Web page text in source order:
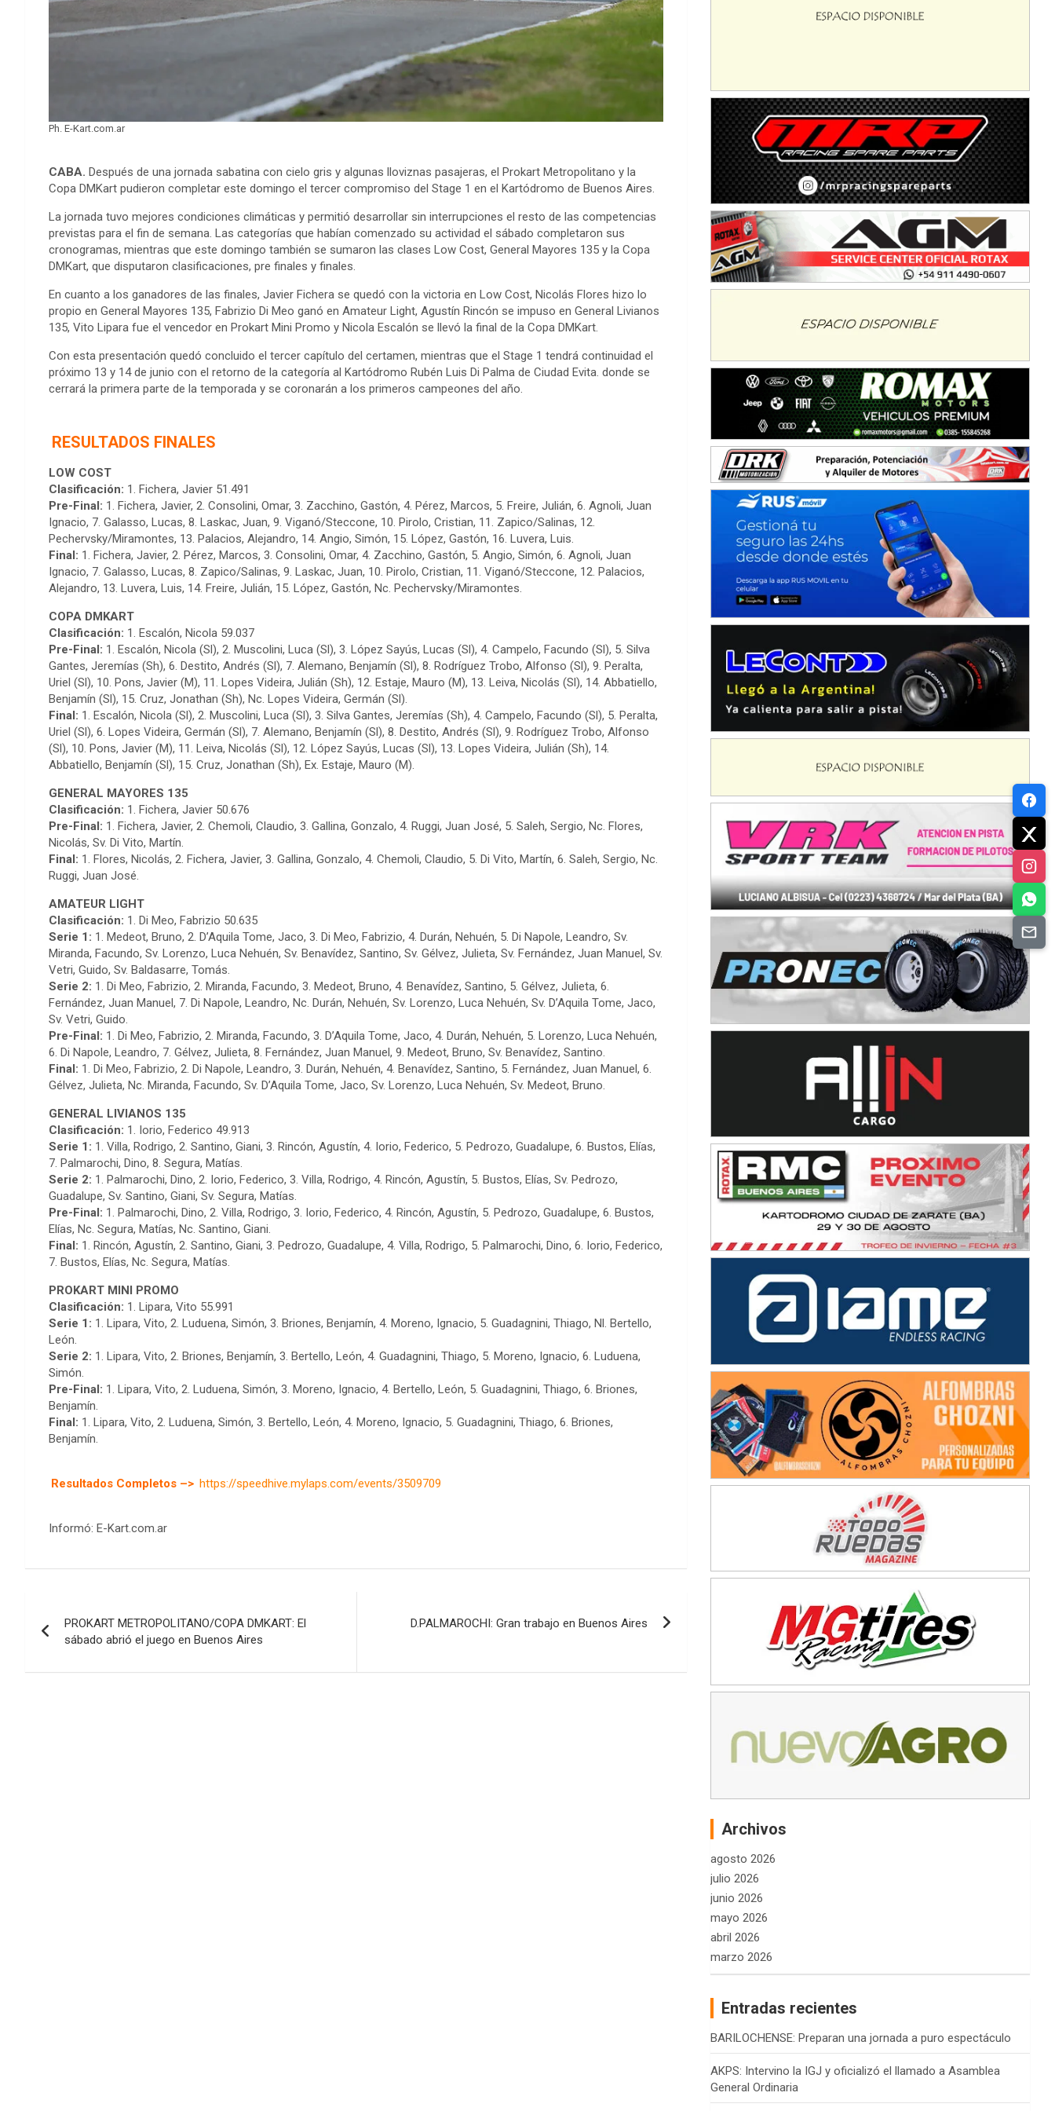
Ph. E-Kart.com.ar
CABA. Después de una jornada sabatina con cielo gris y algunas lloviznas pasajeras, el Prokart Metropolitano y la
Copa DMKart pudieron completar este domingo el tercer compromiso del Stage 1 en el Kartódromo de Buenos Aires.
La jornada tuvo mejores condiciones climáticas y permitió desarrollar sin interrupciones el resto de las competencias
previstas para el fin de semana. Las categorías que habían comenzado su actividad el sábado completaron sus
cronogramas, mientras que este domingo también se sumaron las clases Low Cost, General Mayores 135 y la Copa
DMKart, que disputaron clasificaciones, pre finales y finales.
En cuanto a los ganadores de las finales, Javier Fichera se quedó con la victoria en Low Cost, Nicolás Flores hizo lo
propio en General Mayores 135, Fabrizio Di Meo ganó en Amateur Light, Agustín Rincón se impuso en General Livianos
135, Vito Lipara fue el vencedor en Prokart Mini Promo y Nicola Escalón se llevó la final de la Copa DMKart.
Con esta presentación quedó concluido el tercer capítulo del certamen, mientras que el Stage 1 tendrá continuidad el
próximo 13 y 14 de junio con el retorno de la categoría al Kartódromo Rubén Luis Di Palma de Ciudad Evita. donde se
cerrará la primera parte de la temporada y se coronarán a los primeros campeones del año.
RESULTADOS FINALES
LOW COST
Clasificación: 1. Fichera, Javier 51.491
Pre-Final: 1. Fichera, Javier, 2. Consolini, Omar, 3. Zacchino, Gastón, 4. Pérez, Marcos, 5. Freire, Julián, 6. Agnoli, Juan
Ignacio, 7. Galasso, Lucas, 8. Laskac, Juan, 9. Viganó/Steccone, 10. Pirolo, Cristian, 11. Zapico/Salinas, 12.
Pechervsky/Miramontes, 13. Palacios, Alejandro, 14. Angio, Simón, 15. López, Gastón, 16. Luvera, Luis.
Final: 1. Fichera, Javier, 2. Pérez, Marcos, 3. Consolini, Omar, 4. Zacchino, Gastón, 5. Angio, Simón, 6. Agnoli, Juan
Ignacio, 7. Galasso, Lucas, 8. Zapico/Salinas, 9. Laskac, Juan, 10. Pirolo, Cristian, 11. Viganó/Steccone, 12. Palacios,
Alejandro, 13. Luvera, Luis, 14. Freire, Julián, 15. López, Gastón, Nc. Pechervsky/Miramontes.
COPA DMKART
Clasificación: 1. Escalón, Nicola 59.037
Pre-Final: 1. Escalón, Nicola (Sl), 2. Muscolini, Luca (Sl), 3. López Sayús, Lucas (Sl), 4. Campelo, Facundo (Sl), 5. Silva
Gantes, Jeremías (Sh), 6. Destito, Andrés (Sl), 7. Alemano, Benjamín (Sl), 8. Rodríguez Trobo, Alfonso (Sl), 9. Peralta,
Uriel (Sl), 10. Pons, Javier (M), 11. Lopes Videira, Julián (Sh), 12. Estaje, Mauro (M), 13. Leiva, Nicolás (Sl), 14. Abbatiello,
Benjamín (Sl), 15. Cruz, Jonathan (Sh), Nc. Lopes Videira, Germán (Sl).
Final: 1. Escalón, Nicola (Sl), 2. Muscolini, Luca (Sl), 3. Silva Gantes, Jeremías (Sh), 4. Campelo, Facundo (Sl), 5. Peralta,
Uriel (Sl), 6. Lopes Videira, Germán (Sl), 7. Alemano, Benjamín (Sl), 8. Destito, Andrés (Sl), 9. Rodríguez Trobo, Alfonso
(Sl), 10. Pons, Javier (M), 11. Leiva, Nicolás (Sl), 12. López Sayús, Lucas (Sl), 13. Lopes Videira, Julián (Sh), 14.
Abbatiello, Benjamín (Sl), 15. Cruz, Jonathan (Sh), Ex. Estaje, Mauro (M).
GENERAL MAYORES 135
Clasificación: 1. Fichera, Javier 50.676
Pre-Final: 1. Fichera, Javier, 2. Chemoli, Claudio, 3. Gallina, Gonzalo, 4. Ruggi, Juan José, 5. Saleh, Sergio, Nc. Flores,
Nicolás, Sv. Di Vito, Martín.
Final: 1. Flores, Nicolás, 2. Fichera, Javier, 3. Gallina, Gonzalo, 4. Chemoli, Claudio, 5. Di Vito, Martín, 6. Saleh, Sergio, Nc.
Ruggi, Juan José.
AMATEUR LIGHT
Clasificación: 1. Di Meo, Fabrizio 50.635
Serie 1: 1. Medeot, Bruno, 2. D’Aquila Tome, Jaco, 3. Di Meo, Fabrizio, 4. Durán, Nehuén, 5. Di Napole, Leandro, Sv.
Miranda, Facundo, Sv. Lorenzo, Luca Nehuén, Sv. Benavídez, Santino, Sv. Gélvez, Julieta, Sv. Fernández, Juan Manuel, Sv.
Vetri, Guido, Sv. Baldasarre, Tomás.
Serie 2: 1. Di Meo, Fabrizio, 2. Miranda, Facundo, 3. Medeot, Bruno, 4. Benavídez, Santino, 5. Gélvez, Julieta, 6.
Fernández, Juan Manuel, 7. Di Napole, Leandro, Nc. Durán, Nehuén, Sv. Lorenzo, Luca Nehuén, Sv. D’Aquila Tome, Jaco,
Sv. Vetri, Guido.
Pre-Final: 1. Di Meo, Fabrizio, 2. Miranda, Facundo, 3. D’Aquila Tome, Jaco, 4. Durán, Nehuén, 5. Lorenzo, Luca Nehuén,
6. Di Napole, Leandro, 7. Gélvez, Julieta, 8. Fernández, Juan Manuel, 9. Medeot, Bruno, Sv. Benavídez, Santino.
Final: 1. Di Meo, Fabrizio, 2. Di Napole, Leandro, 3. Durán, Nehuén, 4. Benavídez, Santino, 5. Fernández, Juan Manuel, 6.
Gélvez, Julieta, Nc. Miranda, Facundo, Sv. D’Aquila Tome, Jaco, Sv. Lorenzo, Luca Nehuén, Sv. Medeot, Bruno.
GENERAL LIVIANOS 135
Clasificación: 1. Iorio, Federico 49.913
Serie 1: 1. Villa, Rodrigo, 2. Santino, Giani, 3. Rincón, Agustín, 4. Iorio, Federico, 5. Pedrozo, Guadalupe, 6. Bustos, Elías,
7. Palmarochi, Dino, 8. Segura, Matías.
Serie 2: 1. Palmarochi, Dino, 2. Iorio, Federico, 3. Villa, Rodrigo, 4. Rincón, Agustín, 5. Bustos, Elías, Sv. Pedrozo,
Guadalupe, Sv. Santino, Giani, Sv. Segura, Matías.
Pre-Final: 1. Palmarochi, Dino, 2. Villa, Rodrigo, 3. Iorio, Federico, 4. Rincón, Agustín, 5. Pedrozo, Guadalupe, 6. Bustos,
Elías, Nc. Segura, Matías, Nc. Santino, Giani.
Final: 1. Rincón, Agustín, 2. Santino, Giani, 3. Pedrozo, Guadalupe, 4. Villa, Rodrigo, 5. Palmarochi, Dino, 6. Iorio, Federico,
7. Bustos, Elías, Nc. Segura, Matías.
PROKART MINI PROMO
Clasificación: 1. Lipara, Vito 55.991
Serie 1: 1. Lipara, Vito, 2. Luduena, Simón, 3. Briones, Benjamín, 4. Moreno, Ignacio, 5. Guadagnini, Thiago, Nl. Bertello,
León.
Serie 2: 1. Lipara, Vito, 2. Briones, Benjamín, 3. Bertello, León, 4. Guadagnini, Thiago, 5. Moreno, Ignacio, 6. Luduena,
Simón.
Pre-Final: 1. Lipara, Vito, 2. Luduena, Simón, 3. Moreno, Ignacio, 4. Bertello, León, 5. Guadagnini, Thiago, 6. Briones,
Benjamín.
Final: 1. Lipara, Vito, 2. Luduena, Simón, 3. Bertello, León, 4. Moreno, Ignacio, 5. Guadagnini, Thiago, 6. Briones,
Benjamín.
Resultados Completos –> https://speedhive.mylaps.com/events/3509709
Informó: E-Kart.com.ar
de
entradas
PROKART METROPOLITANO/COPA DMKART: El
sábado abrió el juego en Buenos Aires
D.PALMAROCHI: Gran trabajo en Buenos Aires
KDO - F6
Ciudad de Trenque Lauquen (Asfalto)
Trenque Lauquen (Buenos Aires)
ENTRERRIANO - F6 (POSTERGADA)
Parque de la Velocidad (Asfalto)
Villaguay (Entre Ríos)
VICTORIENSE - F7
El Cerro (Tierra)
Victoria (Entre Ríos)
PATAGONICO - F6
Humboldt (Santa Fe)
NORESTE SANTAFESINO - F6
Ciudad de Avellaneda (Asfalto)
Avellaneda (Santa Fe)
SUR SANTAFESINO - F4
José Samuel Sánchez (Tierra)
Rufino (Santa Fe)
TUCUMANO - F5
Juan Navarro (Asfalto)
El Timbó (Tucumán)
Archivos
agosto 2026
julio 2026
junio 2026
mayo 2026
abril 2026
marzo 2026
Entradas recientes
BARILOCHENSE: Preparan una jornada a puro espectáculo
AKPS: Intervino la IGJ y oficializó el llamado a Asamblea
General Ordinaria